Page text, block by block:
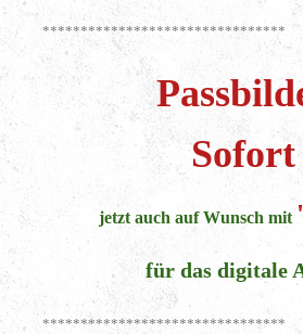
********************************
Sofort
jetzt auch auf Wunsch mit
für das digitale
********************************